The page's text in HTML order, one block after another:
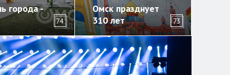
города -
74
Омск празднует
310 лет
73